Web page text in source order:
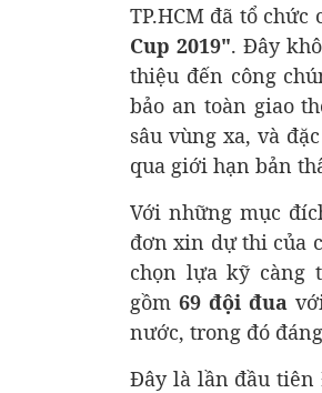
TP.HCM đã tổ
Cup 2019". Đây
thiệu đến công
bảo an toàn giao
sâu vùng xa, và
qua giới hạn bản
Với những mục
đơn xin dự thi của
chọn lựa kỹ càng
gồm 69 đội đua
nước, trong đó
Đây là lần đầu tiên